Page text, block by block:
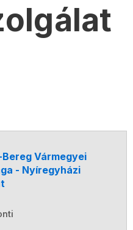
Vármegyei
- Nyíregyházi